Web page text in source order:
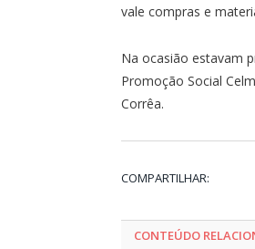
vale compras e
Na ocasião estavam
Promoção Social
Corrêa.
COMPARTILHAR:
CONTEÚDO